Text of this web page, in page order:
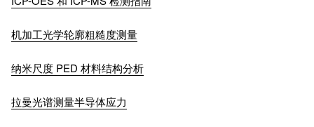
机加工光学轮廓粗糙度测量
纳米尺度 PED 材料结构分析
拉曼光谱测量半导体应力